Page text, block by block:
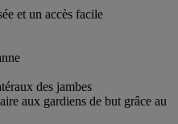
et un accès facile
des jambes
aux gardiens de but grâce au